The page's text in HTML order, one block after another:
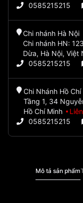
0585215215
Chi nhánh Hà Nội
Chi nhánh HN:
Dừa, Hà Nội, Việt
0585215215
Chi Nhánh Hồ Chí
Tầng 1, 34
Hồ Chí Minh
0585215215
Mô tả sản phẩm